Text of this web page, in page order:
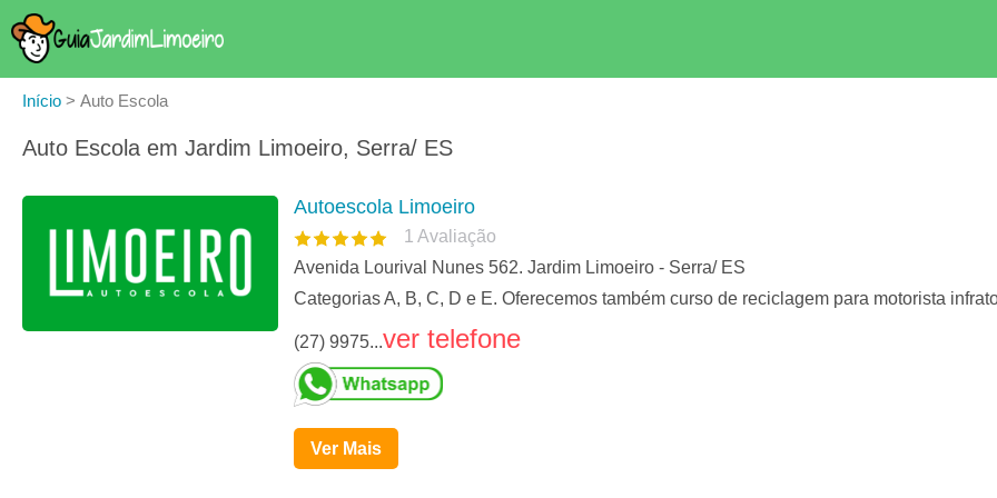
Início > Auto Escola
Auto Escola em Jardim Limoeiro, Serra/ ES
Autoescola Limoeiro
1 Avaliação
Avenida Lourival Nunes 562. Jardim Limoeiro - Serra/ ES
Categorias A, B, C, D e E. Oferecemos também curso de reciclagem para motorista
(27) 9975...ver telefone
Ver Mais